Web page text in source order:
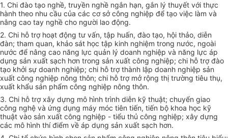
1. Chi đào tạo nghề, truyền nghề ngắn hạn, gắn lý thuyết với thực
hành theo nhu cầu của các cơ sở công nghiệp để tạo việc làm và
nâng cao tay nghề cho người lao động.
2. Chi hỗ trợ hoạt động tư vấn, tập huấn, đào tạo, hội thảo, diễn
đàn; tham quan, khảo sát học tập kinh nghiệm trong nước, ngoài
nước để nâng cao năng lực quản lý doanh nghiệp và năng lực áp
dụng sản xuất sạch hơn trong sản xuất công nghiệp; chi hỗ trợ đào
tạo khởi sự doanh nghiệp; chi hỗ trợ thành lập doanh nghiệp sản
xuất công nghiệp nông thôn; chi hỗ trợ mở rộng thị trường tiêu thụ,
xuất khẩu sản phẩm công nghiệp nông thôn.
3. Chi hỗ trợ xây dựng mô hình trình diễn kỹ thuật; chuyển giao
công nghệ và ứng dụng máy móc tiên tiến, tiến bộ khoa học kỹ
thuật vào sản xuất công nghiệp - tiểu thủ công nghiệp; xây dựng
các mô hình thí điểm về áp dụng sản xuất sạch hơn.